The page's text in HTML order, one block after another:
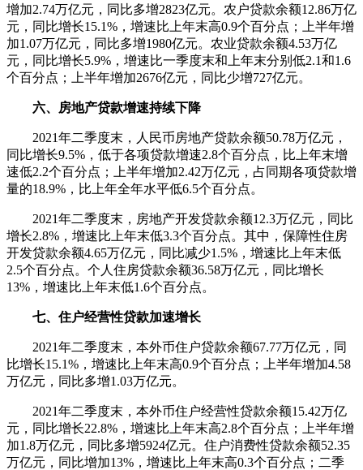
增加2.74万亿元，同比多增2823亿元。农户贷款余额12.86万亿
元，同比增长15.1%，增速比上年末高0.9个百分点；上半年增
加1.07万亿元，同比多增1980亿元。农业贷款余额4.53万亿
元，同比增长5.9%，增速比一季度末和上年末分别低2.1和1.6
个百分点；上半年增加2676亿元，同比少增727亿元。
六、房地产贷款增速持续下降
2021年二季度末，人民币房地产贷款余额50.78万亿元，
同比增长9.5%，低于各项贷款增速2.8个百分点，比上年末增
速低2.2个百分点；上半年增加2.42万亿元，占同期各项贷款增
量的18.9%，比上年全年水平低6.5个百分点。
2021年二季度末，房地产开发贷款余额12.3万亿元，同比
增长2.8%，增速比上年末低3.3个百分点。其中，保障性住房
开发贷款余额4.65万亿元，同比减少1.5%，增速比上年末低
2.5个百分点。个人住房贷款余额36.58万亿元，同比增长
13%，增速比上年末低1.6个百分点。
七、住户经营性贷款加速增长
2021年二季度末，本外币住户贷款余额67.77万亿元，同
比增长15.1%，增速比上年末高0.9个百分点；上半年增加4.58
万亿元，同比多增1.03万亿元。
2021年二季度末，本外币住户经营性贷款余额15.42万亿
元，同比增长22.8%，增速比上年末高2.8个百分点；上半年增
加1.8万亿元，同比多增5924亿元。住户消费性贷款余额52.35
万亿元，同比增加13%，增速比上年末高0.3个百分点；二季